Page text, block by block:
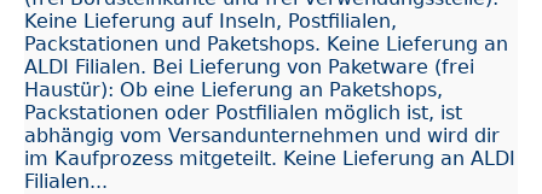
Keine Lieferung auf Inseln, Postfilialen,
Packstationen und Paketshops. Keine Lieferung an
ALDI Filialen. Bei Lieferung von Paketware (frei
Haustür): Ob eine Lieferung an Paketshops,
Packstationen oder Postfilialen möglich ist, ist
abhängig vom Versandunternehmen und wird dir
im Kaufprozess mitgeteilt. Keine Lieferung an ALDI
Filialen...